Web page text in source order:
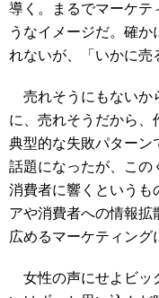
導く。まるでマーケテ
うなイメージだ。確
れないが、「いかに売
売れそうにもないか
に、売れそうだから、
典型的な失敗パターン
話題になったが、この
消費者に響くというも
アや消費者への情報拡
広めるマーケティング
女性の声にせよビッ